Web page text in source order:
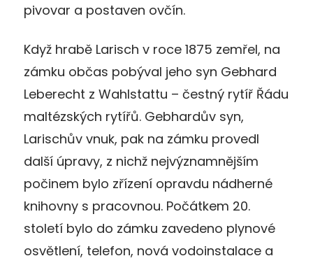
pivovar a postaven ovčín.
Když hrabě Larisch v roce 1875 zemřel, na
zámku občas pobýval jeho syn Gebhard
Leberecht z Wahlstattu – čestný rytíř Řádu
maltézských rytířů. Gebhardův syn,
Larischův vnuk, pak na zámku provedl
další úpravy, z nichž nejvýznamnějším
počinem bylo zřízení opravdu nádherné
knihovny s pracovnou. Počátkem 20.
století bylo do zámku zavedeno plynové
osvětlení, telefon, nová vodoinstalace a